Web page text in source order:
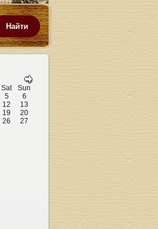
Найти
Sat
Sun
5
6
12
13
19
20
26
27